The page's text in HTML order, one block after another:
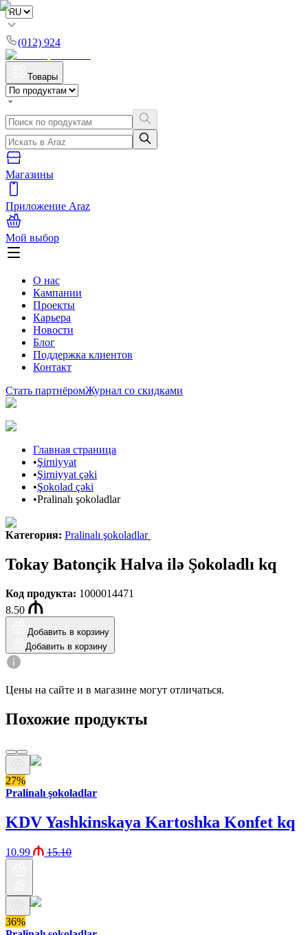
(012) 924
Товары
Магазины
Приложение Araz
Мой выбор
О нас
Кампании
Проекты
Карьера
Новости
Блог
Поддержка клиентов
Контакт
Стать партнёромЖурнал со скидками
Главная страница
•Şirniyyat
•Şirniyyat çəki
•Şokolad çəki
•Pralinalı şokoladlar
Категория: Pralinalı şokoladlar
Tokay Batonçik Halva ilə Şokoladlı kq
Код продукта: 1000014471
8.50
Добавить в корзину
Добавить в корзину
Цены на сайте и в магазине могут отличаться.
Похожие продукты
27%
Pralinalı şokoladlar
KDV Yashkinskaya Kartoshka Konfet kq
10.99 15.10
36%